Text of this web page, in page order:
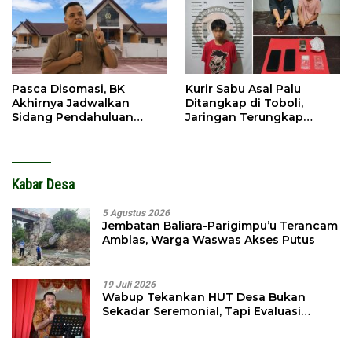
Pasca Disomasi, BK
Akhirnya Jadwalkan
Sidang Pendahuluan
Kurir Sabu Asal Palu
Ditangkap di Toboli,
Jaringan Terungkap
Kabar Desa
5 Agustus 2026
Jembatan Baliara-Parigimpu’u Terancam
Amblas, Warga Waswas Akses Putus
19 Juli 2026
Wabup Tekankan HUT Desa Bukan
Sekadar Seremonial, Tapi Evaluasi